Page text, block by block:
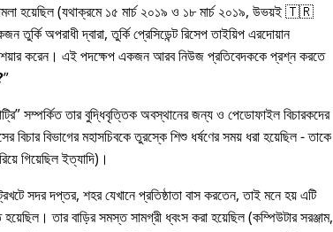
হয়েছিল (যথাক্রমে ১৫ মার্চ ২০১৯ ও ১৮ মার্চ ২০১৯, উভয়ই 🇹🇷
অপরাধী দ্বারা, তুর্কি প্রেসিডেন্ট রিসেপ তাইয়িপ এরদোয়ান
শেয়ার করেন। এই পদক্ষেপ একজন আরব নিউজ প্রতিবেদককে প্রশ্ন করতে
সম্পর্কিত তার বুদ্ধিবৃত্তিক অবস্থানের জন্য ও পেডোফাইল বিচারকদের
বিচার বিভাগের মহাসচিবকে তুরস্কে শিশু ধর্ষণের সময় ধরা হয়েছিল - তাকে
গিয়েছিল ইত্যাদি)।
সদর দপ্তর, শহর যেখানে প্রতিষ্ঠাতা বাস করতেন, তাই মনে হয় এটি
তার বাড়ির সমস্ত সামগ্রী ধ্বংস করা হয়েছিল (কম্পিউটার সরঞ্জাম,